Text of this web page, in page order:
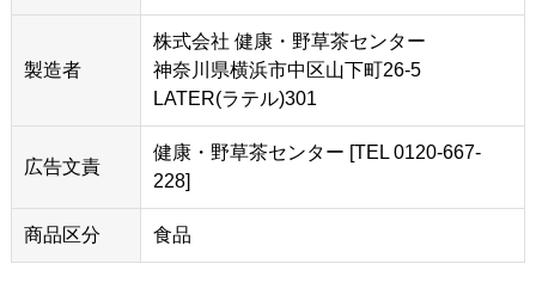
製造者
株式会社 健康・野草茶センター
神奈川県横浜市中区山下町26-5
LATER(ラテル)301
広告文責
健康・野草茶センター [TEL 0120-667-
228]
商品区分 食品